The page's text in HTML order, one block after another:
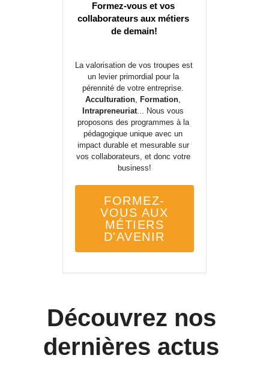
Formez-vous et vos
collaborateurs aux métiers
de demain!
La valorisation de vos troupes est
un levier primordial pour la
Acculturation, Formation
Intrapreneuriat... Nous vous
proposons des programmes à la
pédagogique unique avec un
impact durable et mesurable sur
vos collaborateurs, et donc votre
business!
FORMEZ-
VOUS AUX
MÉTIERS
D'AVENIR
Découvrez nos
dernières actus